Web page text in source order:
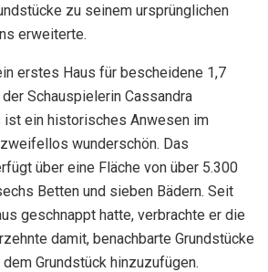
zu seinem ursprünglichen
erweiterte.
erstes Haus für bescheidene 1,7
Schauspielerin Cassandra
ist ein historisches Anwesen im
wunderschön. Das
über eine Fläche von über 5.300
Betten und sieben Bädern. Seit
geschnappt hatte, verbrachte er die
damit, benachbarte Grundstücke
Grundstück hinzuzufügen.